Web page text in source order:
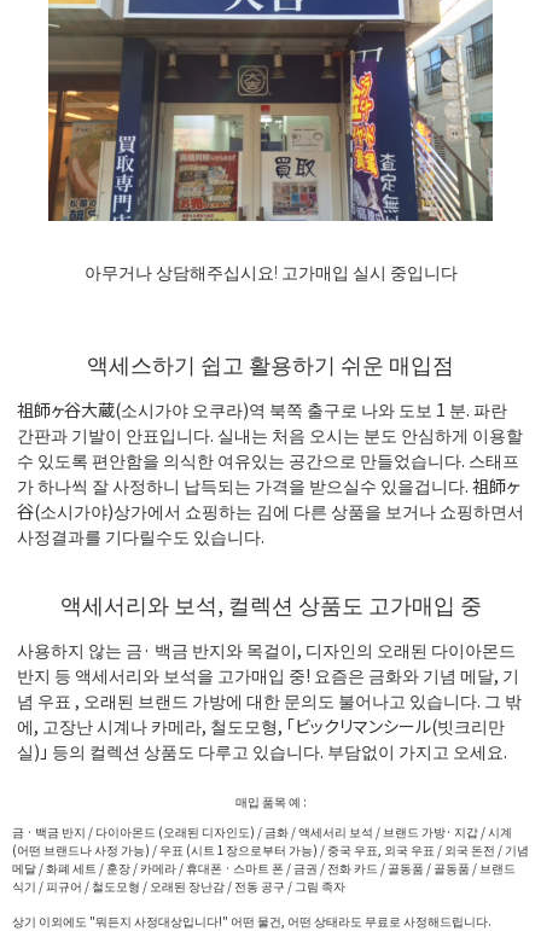
아무거나 상담해주십시요! 고가매입 실시 중입니다
액세스하기 쉽고 활용하기 쉬운 매입점
祖師ヶ谷大蔵(소시가야 오쿠라)역 북쪽 출구로 나와 도보 1 분. 파란
간판과 기발이 안표입니다. 실내는 처음 오시는 분도 안심하게 이용할
수 있도록 편안함을 의식한 여유있는 공간으로 만들었습니다. 스태프
가 하나씩 잘 사정하니 납득되는 가격을 받으실수 있을겁니다. 祖師ヶ
谷(소시가야)상가에서 쇼핑하는 김에 다른 상품을 보거나 쇼핑하면서
사정결과를 기다릴수도 있습니다.
액세서리와 보석, 컬렉션 상품도 고가매입 중
사용하지 않는 금· 백금 반지와 목걸이, 디자인의 오래된 다이아몬드
반지 등 액세서리와 보석을 고가매입 중! 요즘은 금화와 기념 메달, 기
념 우표 , 오래된 브랜드 가방에 대한 문의도 불어나고 있습니다. 그 밖
에, 고장난 시계나 카메라, 철도모형, 「ビックリマンシール(빗크리만
실)」 등의 컬렉션 상품도 다루고 있습니다. 부담없이 가지고 오세요.
매입 품목 예 :
금 · 백금 반지 / 다이아몬드 (오래된 디자인도) / 금화 / 액세서리 보석 / 브랜드 가방· 지갑 / 시계
(어떤 브랜드나 사정 가능) / 우표 (시트 1 장으로부터 가능) / 중국 우표, 외국 우표 / 외국 돈전 / 기념
메달 / 화폐 세트 / 훈장 / 카메라 / 휴대폰 · 스마트 폰 / 금권 / 전화 카드 / 골동품 / 골동품 / 브랜드
식기 / 피규어 / 철도모형 / 오래된 장난감 / 전동 공구 / 그림 족자
상기 이외에도 "뭐든지 사정대상입니다!" 어떤 물건, 어떤 상태라도 무료로 사정해드립니다.